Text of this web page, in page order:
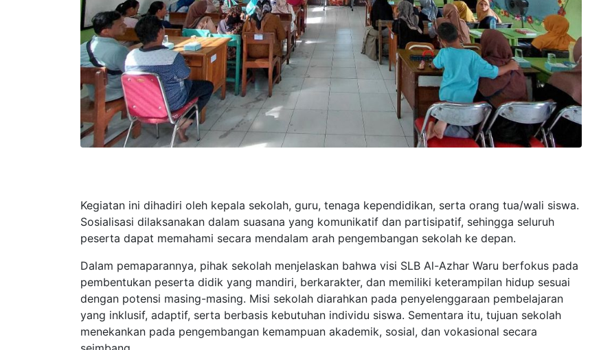
Kegiatan ini dihadiri oleh kepala sekolah, guru, tenaga kependidikan, serta orang tua/wali siswa.
Sosialisasi dilaksanakan dalam suasana yang komunikatif dan partisipatif, sehingga seluruh
peserta dapat memahami secara mendalam arah pengembangan sekolah ke depan.
Dalam pemaparannya, pihak sekolah menjelaskan bahwa visi SLB Al-Azhar Waru berfokus pada
pembentukan peserta didik yang mandiri, berkarakter, dan memiliki keterampilan hidup sesuai
dengan potensi masing-masing. Misi sekolah diarahkan pada penyelenggaraan pembelajaran
yang inklusif, adaptif, serta berbasis kebutuhan individu siswa. Sementara itu, tujuan sekolah
menekankan pada pengembangan kemampuan akademik, sosial, dan vokasional secara